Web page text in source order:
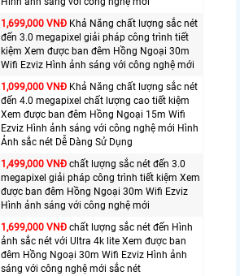
1,699,000 VNĐ Khả Năng chất lượng sắc nét
đến 3.0 megapixel giải pháp công trình tiết
kiệm Xem được ban đêm Hồng Ngoại 30m
Wifi Ezviz Hình ảnh sáng với công nghệ mới
1,099,000 VNĐ Khả Năng chất lượng sắc nét
đến 4.0 megapixel chất lượng cao tiết kiệm
Xem được ban đêm Hồng Ngoại 15m Wifi
Ezviz Hình ảnh sáng với công nghệ mới Hình
Ảnh sắc nét Dễ Dàng Sử Dụng
1,499,000 VNĐ chất lượng sắc nét đến 3.0
megapixel giải pháp công trình tiết kiệm Xem
được ban đêm Hồng Ngoại 30m Wifi Ezviz
Hình ảnh sáng với công nghệ mới
1,699,000 VNĐ chất lượng sắc nét đến Hình
ảnh sắc nét với Ultra 4k lite Xem được ban
đêm Hồng Ngoại 30m Wifi Ezviz Hình ảnh
sáng với công nghệ mới sắc nét